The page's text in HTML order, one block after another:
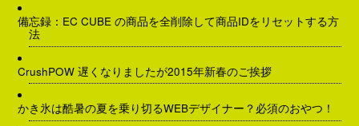
備忘録：EC CUBE の商品を全削除して商品IDをリセットする方
法
CrushPOW 遅くなりましたが2015年新春のご挨拶
かき氷は酷暑の夏を乗り切るWEBデザイナー？必須のおやつ！